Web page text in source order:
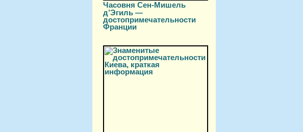
Часовня Сен-Мишель
д’Эгиль —
достопримечательности
Франции